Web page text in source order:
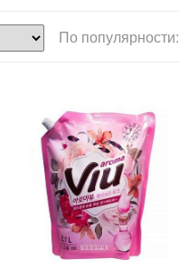
По популярности: